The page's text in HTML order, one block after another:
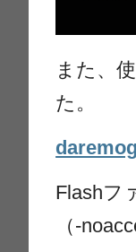
また、
た。
Flashフ
（-